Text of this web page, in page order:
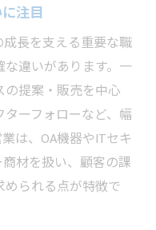
注目
長を支える重要な職
違いがあります。一
提案・販売を中心
ーフォローなど、幅
は、OA機器やITセキ
材を扱い、顧客の課
られる点が特徴で